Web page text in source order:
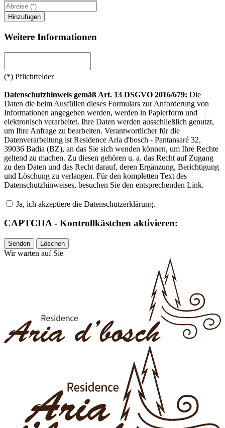
Weitere Informationen
(*) Pflichtfelder
Datenschutzhinweis gemäß Art. 13 DSGVO 2016/679: Die
Daten die beim Ausfüllen dieses Formulars zur Anforderung von
Informationen angegeben werden, werden in Papierform und
elektronisch verarbeitet. Ihre Daten werden ausschließlich genutzt,
um Ihre Anfrage zu bearbeiten. Verantwortlicher für die
Datenverarbeitung ist Residence Aria d'bosch - Pantansaré 32,
39036 Badia (BZ), an das Sie sich wenden können, um Ihre Rechte
geltend zu machen. Zu diesen gehören u. a. das Recht auf Zugang
zu den Daten und das Recht darauf, deren Ergänzung, Berichtigung
und Löschung zu verlangen. Für den kompletten Text des
Datenschutzhinweises, besuchen Sie den entsprechenden Link.
Ja, ich akzeptiere die Datenschutzerklärung.
CAPTCHA - Kontrollkästchen aktivieren:
Wir warten auf Sie